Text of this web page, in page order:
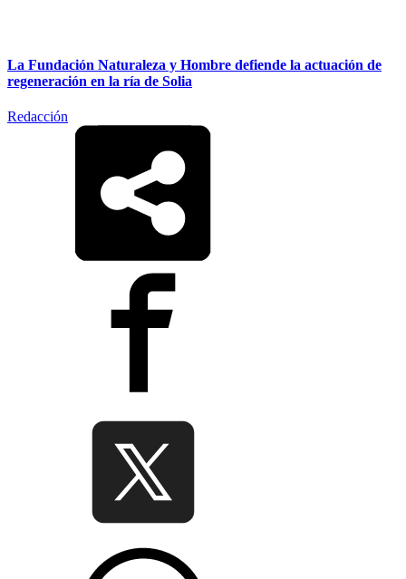
La Fundación Naturaleza y Hombre defiende la actuación de
regeneración en la ría de Solia
Redacción